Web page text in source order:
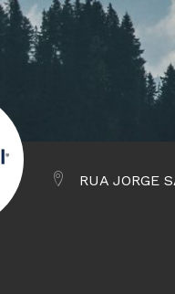
RUA JORGE